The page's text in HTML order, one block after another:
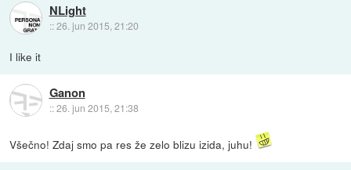
NLight
::26. jun 2015, 21:20
I like it
Ganon
::26. jun 2015, 21:38
Všečno! Zdaj smo pa res že zelo blizu izida, juhu!